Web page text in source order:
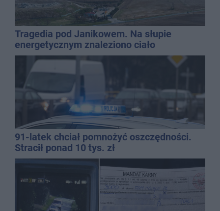
Tragedia pod Janikowem. Na słupie
energetycznym znaleziono ciało
mężczyzny
91-latek chciał pomnożyć oszczędności.
Stracił ponad 10 tys. zł